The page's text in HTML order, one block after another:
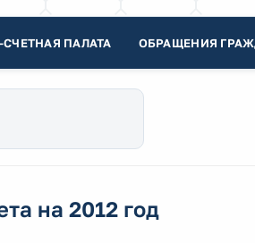
ПАЛАТА ОБРАЩЕНИЯ
на 2012 год